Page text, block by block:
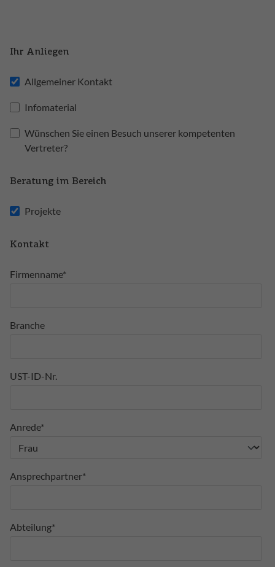
Ihr Anliegen
Allgemeiner Kontakt
Infomaterial
Wünschen Sie einen Besuch unserer kompetenten
Vertreter?
Beratung im Bereich
Projekte
Kontakt
Firmenname*
Branche
UST-ID-Nr.
Anrede*
Ansprechpartner*
Abteilung*